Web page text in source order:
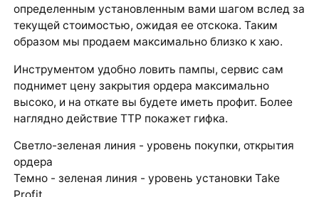
определенным установленным вами шагом вслед за
текущей стоимостью, ожидая ее отскока. Таким
образом мы продаем максимально близко к хаю.
Инструментом удобно ловить пампы, сервис сам
поднимет цену закрытия ордера максимально
высоко, и на откате вы будете иметь профит. Более
наглядно действие TTP покажет гифка.
Светло-зеленая линия - уровень покупки, открытия
ордера
Темно - зеленая линия - уровень установки Take